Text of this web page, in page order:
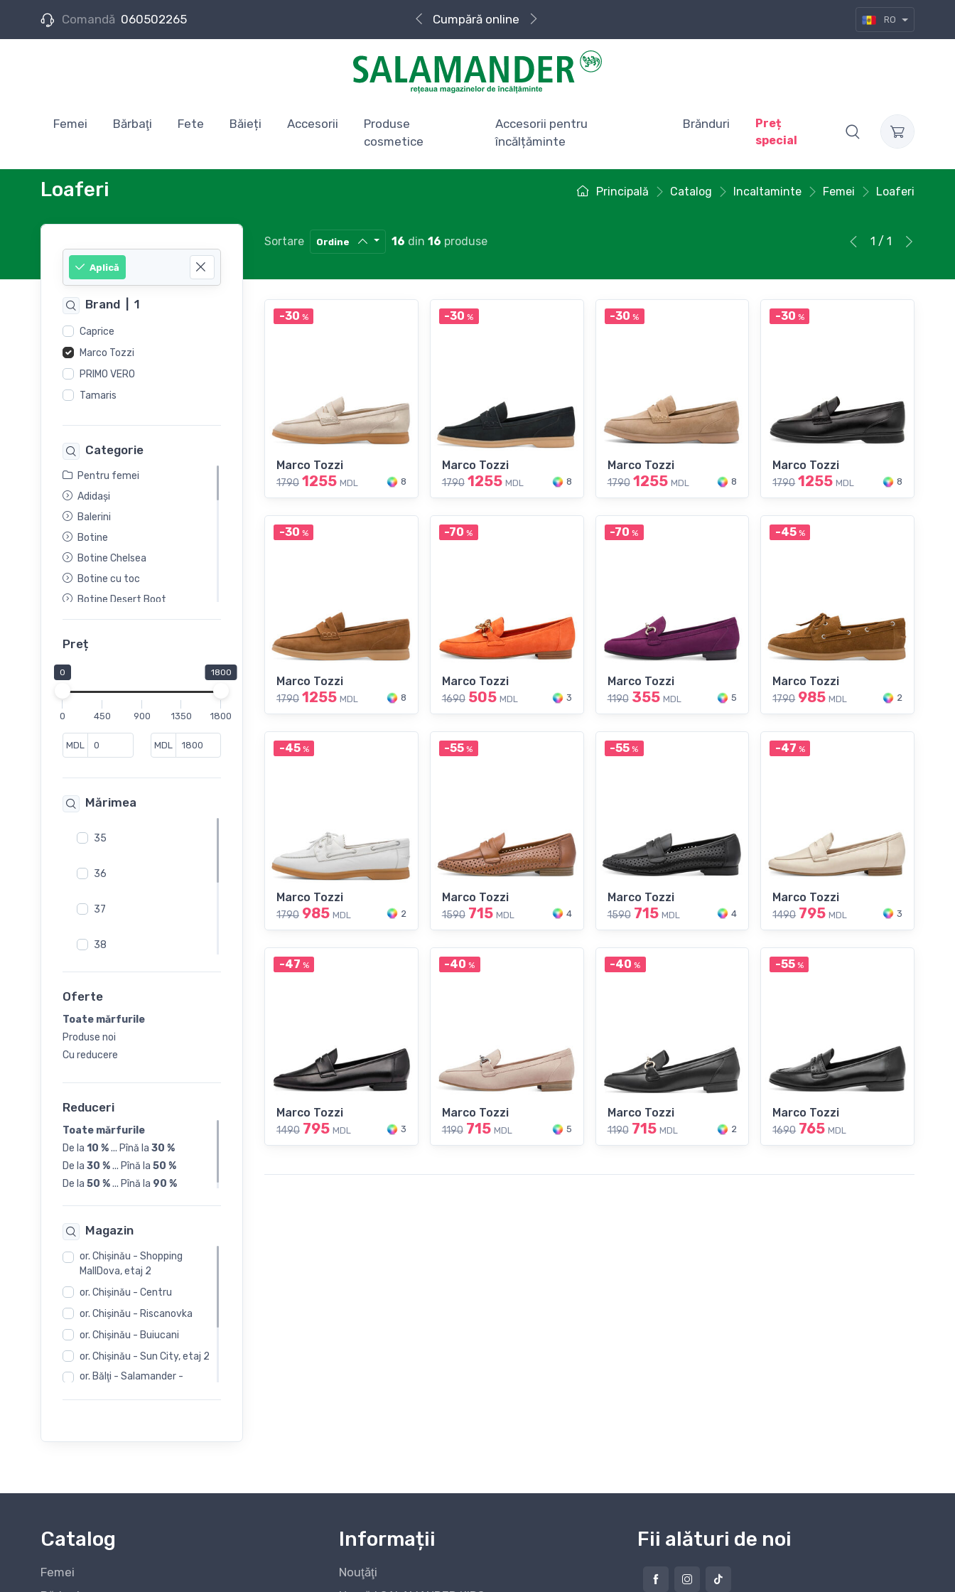
Comandă 060502265
Cumpără
online
Livrare rapidă RO
Femei Bărbaţi Fete Băieți Accesorii
Produse
cosmetice
Accesorii pentru
încălțăminte
Brănduri
Preț
special
Principală Catalog Incaltaminte Femei Loaferi
Loaferi
Aplică
Brand 1
Caprice
Marco Tozzi
PRIMO VERO
Tamaris
Categorie
Pentru femei
Adidași
Balerini
Botine
Botine Chelsea
Botine cu toc
Botine Desert Boot
Cizme
Cizme din cauceuc
Ghete
Ghete Sport
Loaferi
Pantofi
Pantofi cu toc
Pantofi de vara
Sandale
Slip-On
Sneakers
Șlapi
Preț
0 1800
0 450 900 1350 1800
MDL MDL
Mărimea
35
36
37
38
40
41
42
Oferte
Toate mărfurile
Produse noi
Cu reducere
Reduceri
Toate mărfurile
De la 10 %... Pînă la 30 %
De la 30 %... Pînă la 50 %
De la 50 %... Pînă la 90 %
Magazin
or. Chişinău - Shopping
MallDova, etaj 2
or. Chişinău - Centru
or. Chişinău - Riscanovka
or. Chişinău - Buiucani
or. Chişinău - Sun City, etaj 2
or. Bălţi - Salamander -
or. Bălţi - Rieker -
Sortare Ordine 16 din 16 produse 1 / 1
-30 %
Marco Tozzi
1790 1255 MDL 8
-30 %
Marco Tozzi
1790 1255 MDL 8
-30 %
Marco Tozzi
1790 1255 MDL 8
-30 %
Marco Tozzi
1790 1255 MDL 8
-30 %
Marco Tozzi
1790 1255 MDL 8
-70 %
Marco Tozzi
1690 505 MDL 3
-70 %
Marco Tozzi
1190 355 MDL 5
-45%
Marco Tozzi
1790 985 MDL 2
-45%
Marco Tozzi
1790 985 MDL 2
-55 %
Marco Tozzi
1590 715 MDL 4
-55 %
Marco Tozzi
1590 715 MDL 4
-47 %
Marco Tozzi
1490 795 MDL 3
-47 %
Marco Tozzi
1490 795 MDL 3
-40 %
Marco Tozzi
1190 715 MDL 5
-40 %
Marco Tozzi
1190 715 MDL 2
-55%
Marco Tozzi
1690 765 MDL
Catalog
Femei
Informații
Nouţăţi
Fii alături de noi